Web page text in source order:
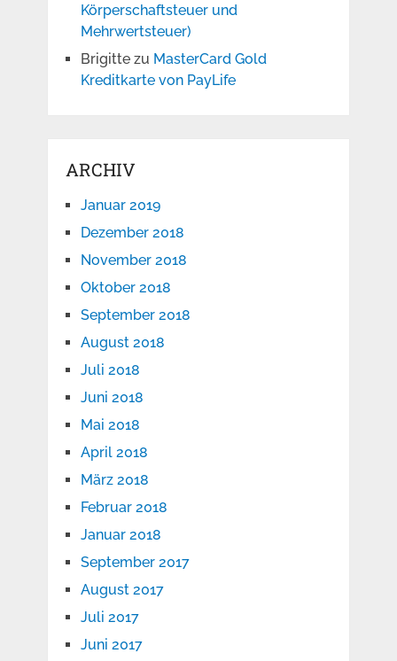
Körperschaftsteuer und
Mehrwertsteuer)
Brigittezu MasterCard Gold
Kreditkarte von PayLife
ARCHIV
Januar 2019
Dezember 2018
November 2018
Oktober 2018
September 2018
August 2018
Juli 2018
Juni 2018
Mai 2018
April 2018
März 2018
Februar 2018
Januar 2018
September 2017
August 2017
Juli 2017
Juni 2017